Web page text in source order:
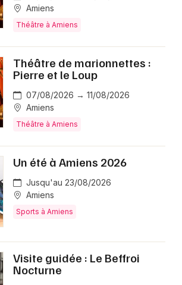
Amiens
Théâtre à Amiens
Théâtre de marionnettes :
Pierre et le Loup
07/08/2026 → 11/08/2026
Amiens
Théâtre à Amiens
Un été à Amiens 2026
Jusqu'au 23/08/2026
Amiens
Sports à Amiens
Visite guidée : Le Beffroi
Nocturne